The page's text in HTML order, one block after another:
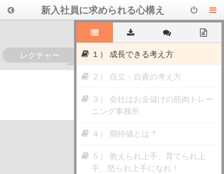
新入社員に求められる心構え
レクチャー
0
１） 成長できる考え方
２） 自立・自責の考え方
３） 会社はお金儲けの筋肉トレー
ニング事務所
４） 期待値とは？
５） 教えられ上手、育てられ上
手、怒られ上手になれ！